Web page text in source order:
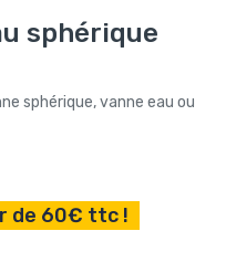
sphérique
sphérique, vanne eau ou
de 60€ ttc !